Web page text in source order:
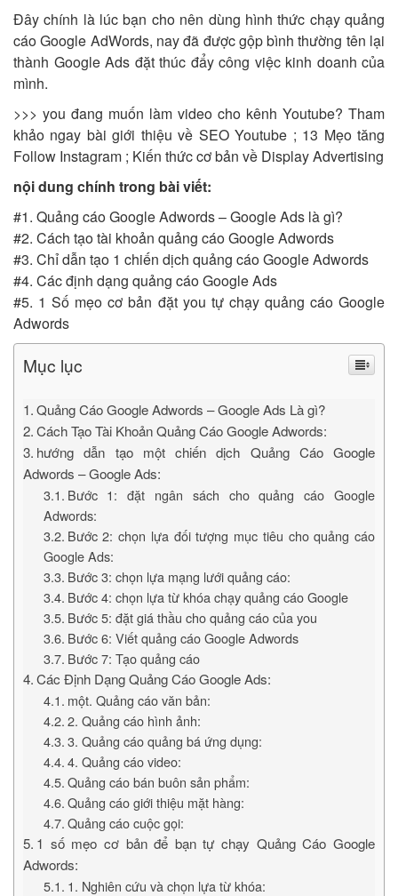
Đây chính là lúc bạn cho nên dùng hình thức chạy quảng
cáo Google AdWords, nay đã được gộp bình thường tên lại
thành Google Ads đặt thúc đẩy công việc kinh doanh của
mình.
>>> you đang muốn làm video cho kênh Youtube? Tham
khảo ngay bài giới thiệu về SEO Youtube ; 13 Mẹo tăng
Follow Instagram ; Kiến thức cơ bản về Display Advertising
nội dung chính trong bài viết:
#1. Quảng cáo Google Adwords – Google Ads là gì?
#2. Cách tạo tài khoản quảng cáo Google Adwords
#3. Chỉ dẫn tạo 1 chiến dịch quảng cáo Google Adwords
#4. Các định dạng quảng cáo Google Ads
#5. 1 Số mẹo cơ bản đặt you tự chạy quảng cáo Google
Adwords
Mục lục
Quảng Cáo Google Adwords – Google Ads Là gì?
Cách Tạo Tài Khoản Quảng Cáo Google Adwords:
hướng dẫn tạo một chiến dịch Quảng Cáo Google
Adwords – Google Ads:
Bước 1: đặt ngân sách cho quảng cáo Google
Adwords:
Bước 2: chọn lựa đối tượng mục tiêu cho quảng cáo
Google Ads:
Bước 3: chọn lựa mạng lưới quảng cáo:
Bước 4: chọn lựa từ khóa chạy quảng cáo Google
Bước 5: đặt giá thầu cho quảng cáo của you
Bước 6: Viết quảng cáo Google Adwords
Bước 7: Tạo quảng cáo
Các Định Dạng Quảng Cáo Google Ads:
một. Quảng cáo văn bản:
2. Quảng cáo hình ảnh:
3. Quảng cáo quảng bá ứng dụng:
4. Quảng cáo video:
Quảng cáo bán buôn sản phẩm:
Quảng cáo giới thiệu mặt hàng:
Quảng cáo cuộc gọi:
1 số mẹo cơ bản để bạn tự chạy Quảng Cáo Google
Adwords:
1. Nghiên cứu và chọn lựa từ khóa: